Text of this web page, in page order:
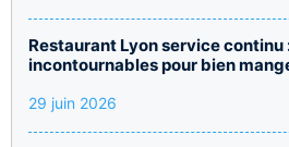
Restaurant Lyon service continu
incontournables pour bien
29 juin 2026